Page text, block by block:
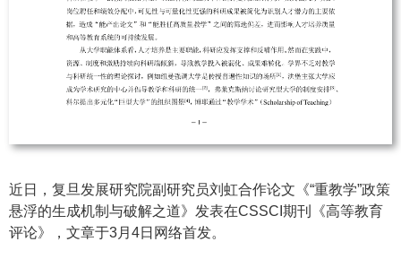
近日，复旦发展研究院副研究员刘虹合作论文《“重教学”政策
悬浮的生成机制与破解之道》发表在CSSCI期刊《高等教育
评论》，文章于3月4日网络首发。